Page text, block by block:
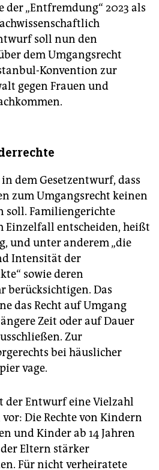
„Entfremdung“ 2023 als
soll nun den
dem Umgangsrecht
Konvention zur
gegen Frauen und
dem Gesetzentwurf, dass
zum Umgangsrecht keinen
soll. Familiengerichte
entscheiden, heißt
und unter anderem „die
Intensität der
sowie deren
berücksichtigen. Das
das Recht auf Umgang
Zeit oder auf Dauer
Zur
bei häuslicher
vage.
der Entwurf eine Vielzahl
Die Rechte von Kindern
und Kinder ab 14 Jahren
Eltern stärker
Für nicht verheiratete